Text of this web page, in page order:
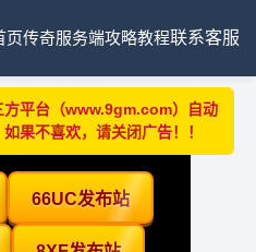
页传奇服务端攻略教程联系客服
方平台（www.9gm.com）自动
果不喜欢，请关闭广告！！